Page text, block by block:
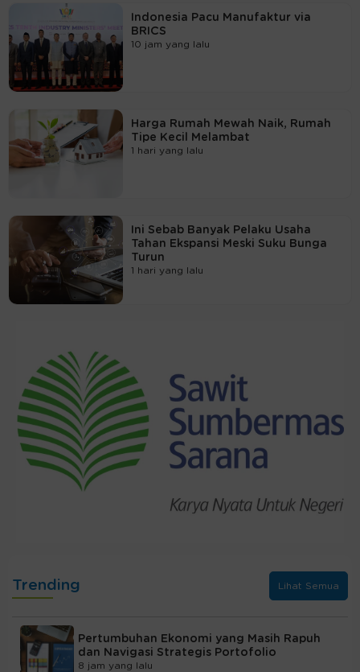
Indonesia Pacu Manufaktur via
BRICS
10 jam yang lalu
Harga Rumah Mewah Naik, Rumah
Tipe Kecil Melambat
1 hari yang lalu
Ini Sebab Banyak Pelaku Usaha
Tahan Ekspansi Meski Suku Bunga
Turun
1 hari yang lalu
Trending Lihat Semua
Pertumbuhan Ekonomi yang Masih Rapuh
dan Navigasi Strategis Portofolio
8 jam yang lalu